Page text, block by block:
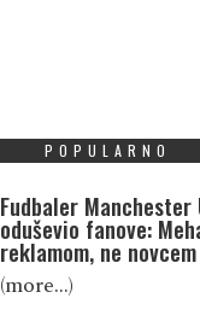
POPULARNO
Fudbaler Manchester
oduševio fanove:
reklamom, ne novcem
(more…)